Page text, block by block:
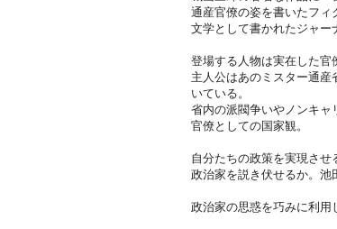
通産官僚の姿を書いたフィ
文学として書かれたジャー
登場する人物は実在した官
主人公はあのミスター通
いている。
省内の派閥争いやノンキャ
官僚としての国家観。
自分たちの政策を実現させ
政治家を説き伏せるか。池
政治家の思惑を巧みに利用